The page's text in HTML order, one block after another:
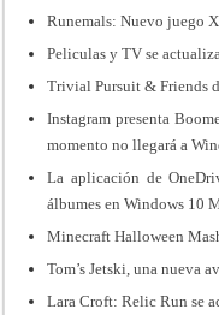
Runemals: Nuevo juego
Peliculas y TV se
Trivial Pursuit & Friends
Instagram presenta
momento no llegará a
La aplicación de
álbumes en Windows 10
Minecraft Halloween
Tom’s Jetski, una nueva
Lara Croft: Relic Run se